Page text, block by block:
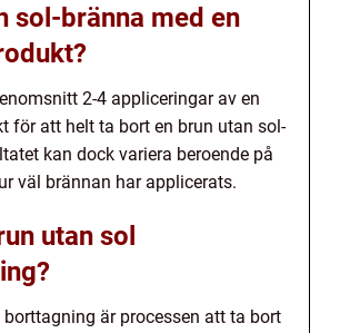
sol-bränna med en
2-4 appliceringar av en
för att helt ta bort en brun utan sol-
kan dock variera beroende på
väl brännan har applicerats.
utan sol
är processen att ta bort